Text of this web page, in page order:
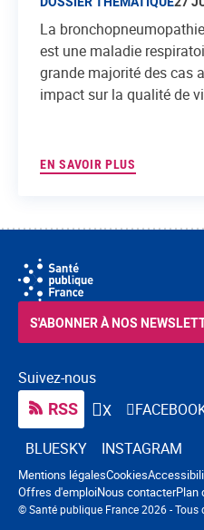
La
est une maladie
grande majorité des cas
impact sur la qualité de
EN SAVOIR PLUS
Suivez-nous
RSS X
BLUESKY
INSTAGRAM
S'ABONNER À NOS
© Santé publique France 2026 - Tous
Navigation pied de page
Mentions légalesCookies
Offres d'emploiNous contacterPlan